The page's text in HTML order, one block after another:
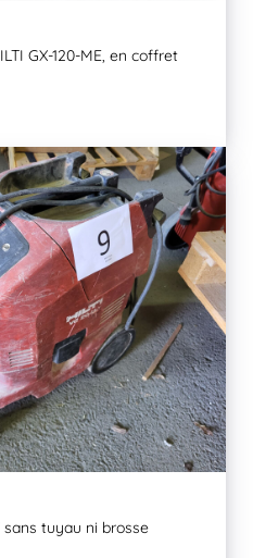
GX-120-ME, en coffret
sans tuyau ni brosse